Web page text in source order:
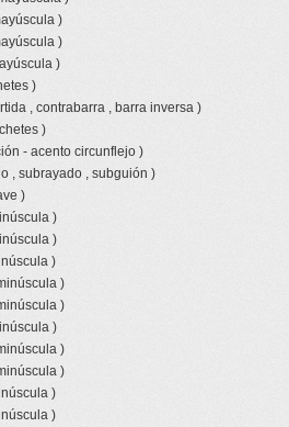
)
)
)
)
, contrabarra , barra inversa )
)
- acento circunflejo )
, subrayado , subguión )
)
)
)
)
)
)
)
)
)
)
)